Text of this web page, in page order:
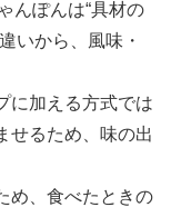
んぽんは“具材の
いから、風味・
に加える方式では
せるため、味の出
め、食べたときの